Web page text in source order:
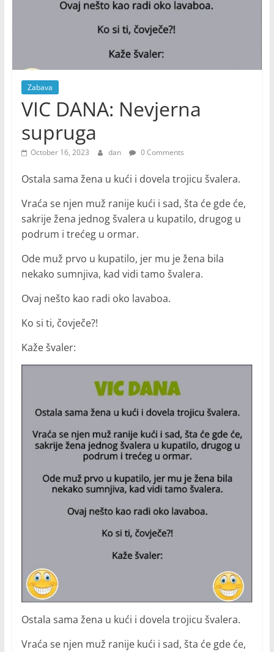
Zabava
VIC DANA: Nevjerna
supruga
October 16, 2023 dan 0 Comments
Ostala sama žena u kući i dovela trojicu švalera.
Vraća se njen muž ranije kući i sad, šta će gde će,
sakrije žena jednog švalera u kupatilo, drugog u
podrum i trećeg u ormar.
Ode muž prvo u kupatilo, jer mu je žena bila
nekako sumnjiva, kad vidi tamo švalera.
Ovaj nešto kao radi oko lavaboa.
Ko si ti, čovječe?!
Kaže švaler:
Ostala sama žena u kući i dovela trojicu švalera.
Vraća se njen muž ranije kući i sad, šta će gde će,